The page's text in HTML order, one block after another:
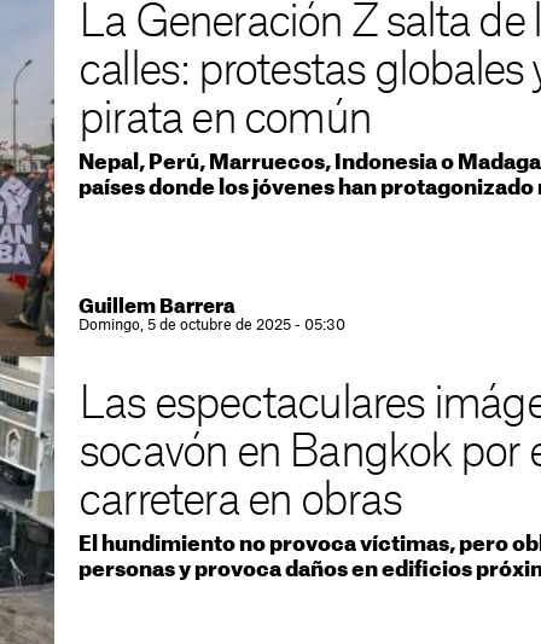
La Generación Z salta de
calles: protestas globales
pirata en común
Nepal, Perú, Marruecos, Indonesia o
países donde los jóvenes han
Guillem Barrera
Domingo, 5 de octubre de 2025 - 05:30
Las espectaculares
socavón en Bangkok por
carretera en obras
El hundimiento no provoca víctimas, pero
personas y provoca daños en edificios